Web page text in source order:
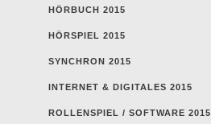
HÖRBUCH 2015
HÖRSPIEL 2015
SYNCHRON 2015
INTERNET & DIGITALES 2015
ROLLENSPIEL / SOFTWARE 2015